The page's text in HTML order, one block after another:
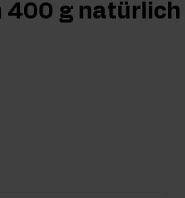
400 g natürlich